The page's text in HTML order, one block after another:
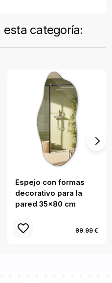
categoría:
Espejo con formas
decorativo para la
pared 35x80 cm
99.99 €